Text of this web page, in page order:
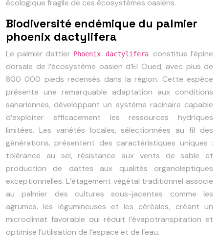
écologique fragile de ces écosystèmes oasiens.
Biodiversité endémique du palmier
phoenix dactylifera
Le palmier dattier Phoenix dactylifera constitue l’épine
dorsale de l’écosystème oasien d’El Oued, avec plus de
800 000 pieds recensés dans la région. Cette espèce
présente une remarquable adaptation aux conditions
sahariennes, développant un système racinaire capable
d’exploiter efficacement les ressources hydriques
limitées. Les variétés locales, sélectionnées au fil des
générations, présentent des caractéristiques uniques :
tolérance au sel, résistance aux vents de sable et
production de dattes aux qualités organoleptiques
exceptionnelles. L’étagement végétal traditionnel associe
au palmier des cultures sous-jacentes comme les
agrumes, les légumineuses et les céréales, créant un
microclimat favorable qui réduit l’évapotranspiration et
optimise l’utilisation de l’espace et de l’eau.